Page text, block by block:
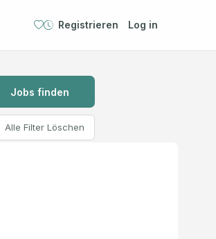
Registrieren Log in
Jobs finden
Alle Filter Löschen